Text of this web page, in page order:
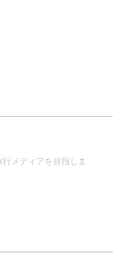
メディアを目指しま